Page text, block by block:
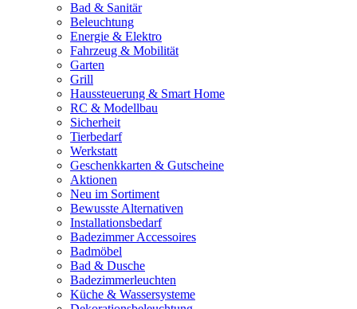
Bad & Sanitär
Beleuchtung
Energie & Elektro
Fahrzeug & Mobilität
Garten
Grill
Haussteuerung & Smart Home
RC & Modellbau
Sicherheit
Tierbedarf
Werkstatt
Geschenkkarten & Gutscheine
Aktionen
Neu im Sortiment
Bewusste Alternativen
Installationsbedarf
Badezimmer Accessoires
Badmöbel
Bad & Dusche
Badezimmerleuchten
Küche & Wassersysteme